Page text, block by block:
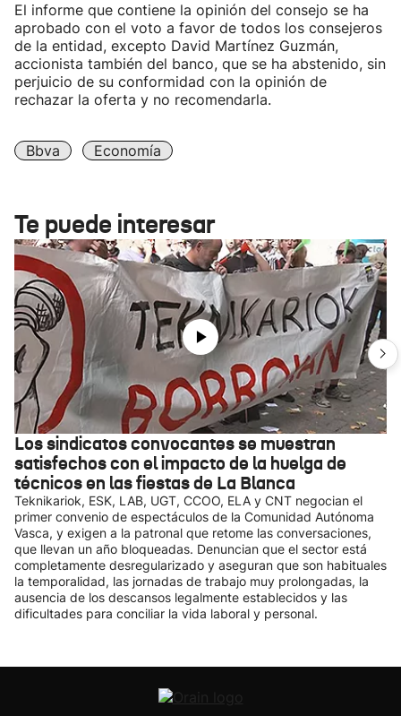
El informe que contiene la opinión del consejo se ha
aprobado con el voto a favor de todos los consejeros
de la entidad, excepto David Martínez Guzmán,
accionista también del banco, que se ha abstenido, sin
perjuicio de su conformidad con la opinión de
rechazar la oferta y no recomendarla.
Bbva Economía
Te puede interesar
Los sindicatos convocantes se muestran
satisfechos con el impacto de la huelga de
técnicos en las fiestas de La Blanca
Teknikariok, ESK, LAB, UGT, CCOO, ELA y CNT negocian el
primer convenio de espectáculos de la Comunidad Autónoma
Vasca, y exigen a la patronal que retome las conversaciones,
que llevan un año bloqueadas. Denuncian que el sector está
completamente desregularizado y aseguran que son habituales
la temporalidad, las jornadas de trabajo muy prolongadas, la
ausencia de los descansos legalmente establecidos y las
dificultades para conciliar la vida laboral y personal.